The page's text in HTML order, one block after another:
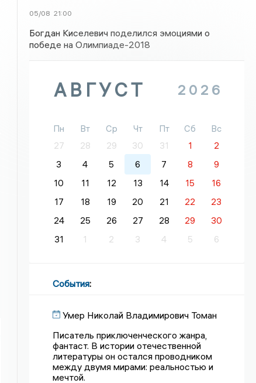
05/08 21:00
Богдан Киселевич поделился эмоциями о
победе на Олимпиаде-2018
АВГУСТ 2026
Пн Вт Ср Чт Пт Сб
Вс
27
28 29 30 31 1
2
3
4 5 6 7 8
9
10
11 12 13 14 15
16
17
18 19 20 21 22
23
24
25 26 27 28 29
30
31
1 2 3 4 5 6
События:
Умер Николай Владимирович Томан
Писатель приключенческого жанра,
фантаст. В истории отечественной
литературы он остался проводником
между двумя мирами: реальностью и
мечтой.